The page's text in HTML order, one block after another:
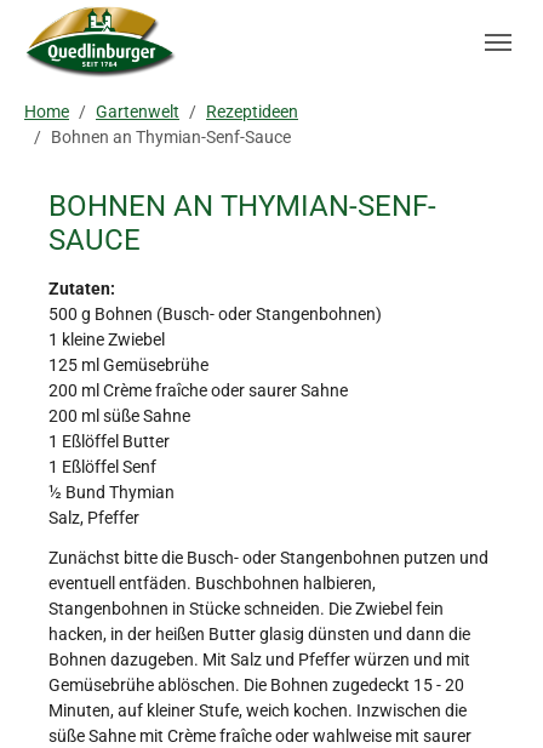
Skip to main navigation
Zum Hauptinhalt springen
Skip to page footer
Home Gartenwelt
Rezeptideen
Bohnen an Thymian-Senf-Sauce
BOHNEN AN THYMIAN-SENF-
SAUCE
Zutaten:
500 g Bohnen (Busch- oder Stangenbohnen)
1 kleine Zwiebel
125 ml Gemüsebrühe
200 ml Crème fraîche oder saurer Sahne
200 ml süße Sahne
1 Eßlöffel Butter
1 Eßlöffel Senf
½ Bund Thymian
Salz, Pfeffer
Zunächst bitte die Busch- oder Stangenbohnen putzen und
eventuell entfäden. Buschbohnen halbieren,
Stangenbohnen in Stücke schneiden. Die Zwiebel fein
hacken, in der heißen Butter glasig dünsten und dann die
Bohnen dazugeben. Mit Salz und Pfeffer würzen und mit
Gemüsebrühe ablöschen. Die Bohnen zugedeckt 15 - 20
Minuten, auf kleiner Stufe, weich kochen. Inzwischen die
süße Sahne mit Crème fraîche oder wahlweise mit saurer